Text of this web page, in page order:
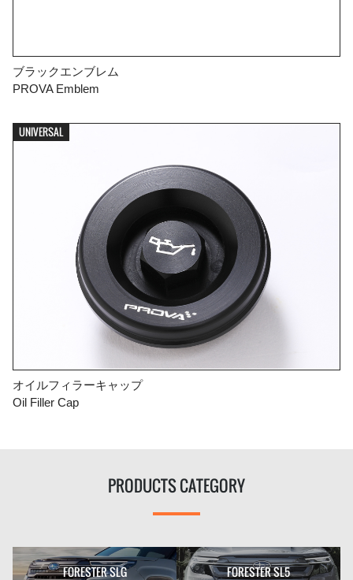
ブラックエンブレム
PROVA Emblem
UNIVERSAL
オイルフィラーキャップ
Oil Filler Cap
PRODUCTS CATEGORY
FORESTER SLG FORESTER SL5